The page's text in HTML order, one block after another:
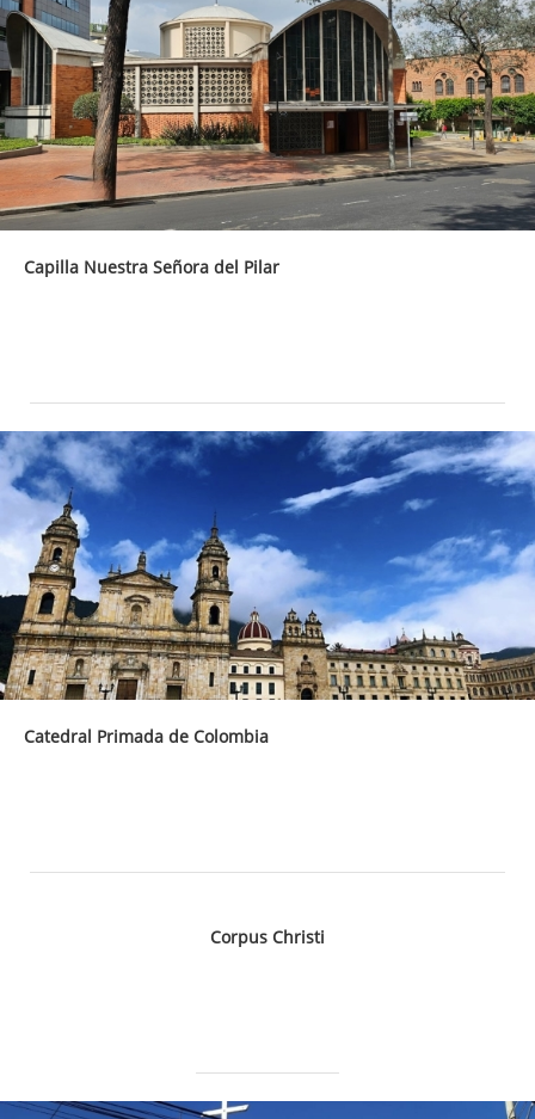
Capilla Nuestra Señora del Pilar
Catedral Primada de Colombia
Corpus Christi